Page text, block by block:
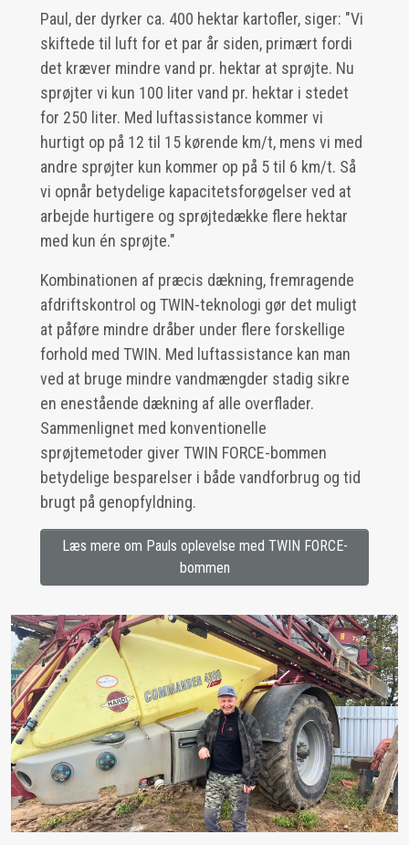
Paul, der dyrker ca. 400 hektar kartofler, siger: "Vi
skiftede til luft for et par år siden, primært fordi
det kræver mindre vand pr. hektar at sprøjte. Nu
sprøjter vi kun 100 liter vand pr. hektar i stedet
for 250 liter. Med luftassistance kommer vi
hurtigt op på 12 til 15 kørende km/t, mens vi med
andre sprøjter kun kommer op på 5 til 6 km/t. Så
vi opnår betydelige kapacitetsforøgelser ved at
arbejde hurtigere og sprøjtedække flere hektar
med kun én sprøjte."
Kombinationen af præcis dækning, fremragende
afdriftskontrol og TWIN-teknologi gør det muligt
at påføre mindre dråber under flere forskellige
forhold med TWIN. Med luftassistance kan man
ved at bruge mindre vandmængder stadig sikre
en enestående dækning af alle overflader.
Sammenlignet med konventionelle
sprøjtemetoder giver TWIN FORCE-bommen
betydelige besparelser i både vandforbrug og tid
brugt på genopfyldning.
Læs mere om Pauls oplevelse med TWIN FORCE-
bommen